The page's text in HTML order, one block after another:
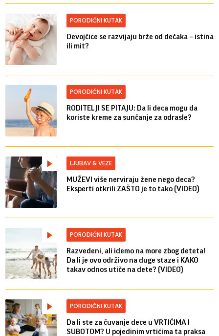
PORODIČNI KUTAK
Devojčice se razvijaju brže od dečaka – istina
ili mit?
PORODIČNI KUTAK
RODITELJI SE PITAJU: Da li deca mogu da
koriste kreme za sunčanje za odrasle?
LJUBAV & VEZE
MUŽEVI više nerviraju žene nego deca?
Eksperti otkrili ZAŠTO je to tako (VIDEO)
PORODIČNI KUTAK
Razvedeni, ali idemo na more zbog deteta!
Da li je ovo održivo na duge staze i KAKO
takav odnos utiče na dete? (VIDEO)
PORODIČNI KUTAK
Da li ste za čuvanje dece u VRTIĆIMA I
SUBOTOM? U pojedinim vrtićima ta praksa